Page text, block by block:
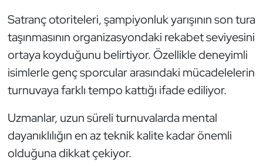
Satranç otoriteleri, şampiyonluk yarışının son tura
taşınmasının organizasyondaki rekabet seviyesini
ortaya koyduğunu belirtiyor. Özellikle deneyimli
isimlerle genç sporcular arasındaki mücadelelerin
turnuvaya farklı tempo kattığı ifade ediliyor.
Uzmanlar, uzun süreli turnuvalarda mental
dayanıklılığın en az teknik kalite kadar önemli
olduğuna dikkat çekiyor.
Kayak
Kempo
Kick Boks
Kürek
Masa Tenisi